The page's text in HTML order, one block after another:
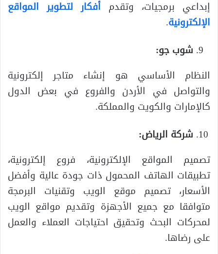
إبداعي برمجيات، وتقدم أفكار لتطوير المواقع
الإلكترونية.
شوب جو:
النظام الأساسي هو إنشاء متاجر إلكترونية
والتواصل في الأردن والفروع في بعض الدول
كالإمارات والكويت والمملكة.
شركة الرياض:
تصميم المواقع الإلكترونية، فروع إلكترونية،
تطبيقات الهاتف المحمول ذات جودة عالية وأفضل
الأسعار، تصميم موقع الويب وتقنيات البرمجة
متوافقا مع جميع الأجهزة وتقديم مواقع الويب
لمحركات البحث وتحقيق احتياجات العملاء والعمل
على رضاها.